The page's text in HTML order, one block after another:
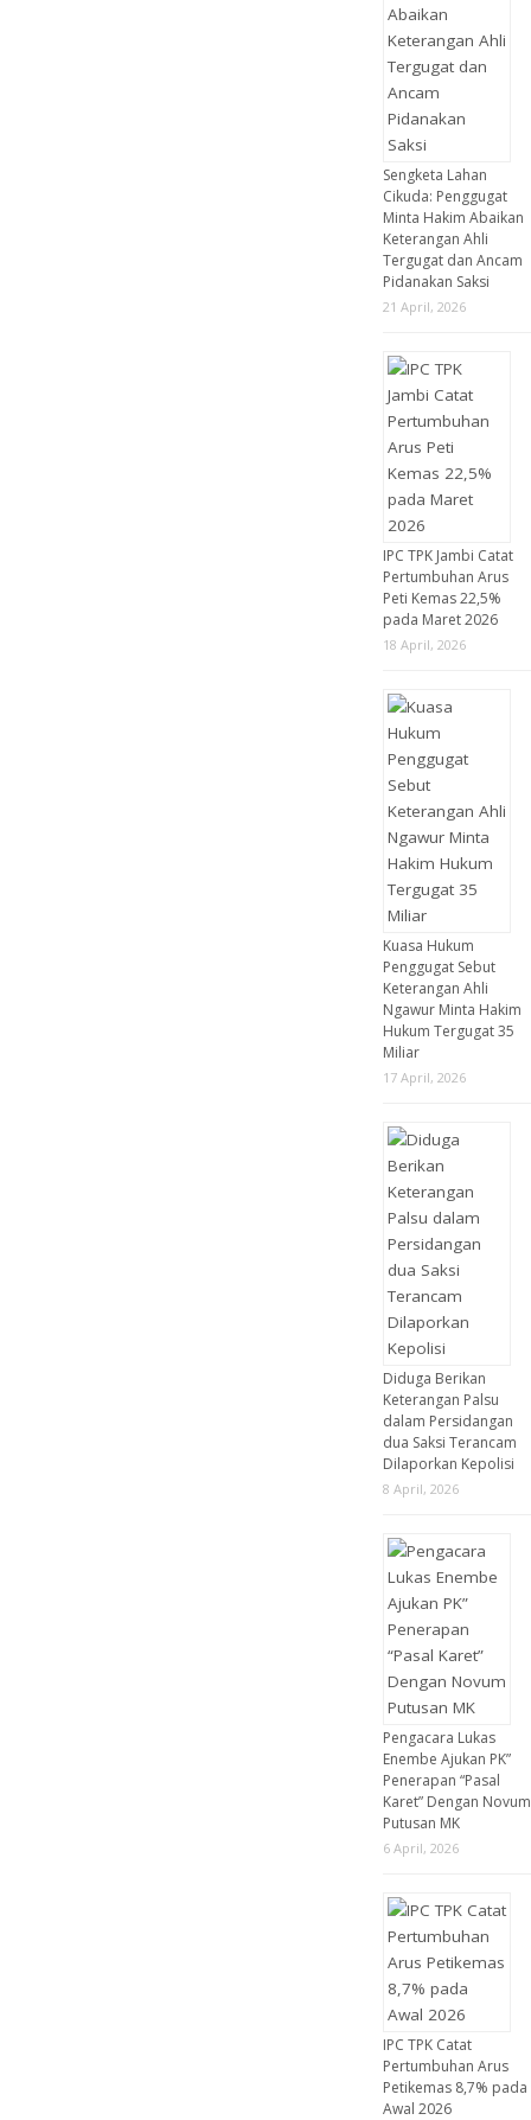
Sengketa Lahan
Cikuda: Penggugat
Minta Hakim Abaikan
Keterangan Ahli
Tergugat dan Ancam
Pidanakan Saksi
21 April, 2026
IPC TPK Jambi Catat
Pertumbuhan Arus
Peti Kemas 22,5%
pada Maret 2026
18 April, 2026
Kuasa Hukum
Penggugat Sebut
Keterangan Ahli
Ngawur Minta Hakim
Hukum Tergugat 35
Miliar
17 April, 2026
Diduga Berikan
Keterangan Palsu
dalam Persidangan
dua Saksi Terancam
Dilaporkan Kepolisi
8 April, 2026
Pengacara Lukas
Enembe Ajukan PK”
Penerapan “Pasal
Karet” Dengan Novum
Putusan MK
6 April, 2026
IPC TPK Catat
Pertumbuhan Arus
Petikemas 8,7% pada
Awal 2026